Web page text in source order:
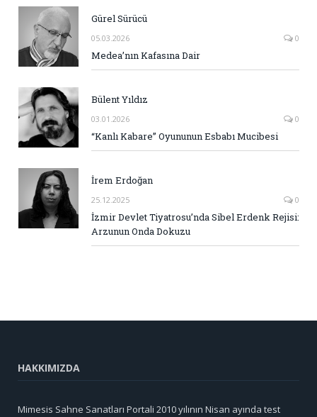
Gürel Sürücü
05.03.2026 0
Medea’nın Kafasına Dair
Bülent Yıldız
03.01.2026 0
“Kanlı Kabare” Oyununun Esbabı Mucibesi
İrem Erdoğan
25.12.2025 0
İzmir Devlet Tiyatrosu’nda Sibel Erdenk Rejisi:
Arzunun Onda Dokuzu
HAKKIMIZDA
Mimesis Sahne Sanatları Portali 2010 yılının Nisan ayında test